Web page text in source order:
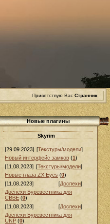
Приветствую Вас Странник
Новые плагины
Skyrim
[29.09.2023] [Текстуры/модели]
Новый интерфейс замков (1)
[11.08.2023] [Текстуры/модели]
Новые глаза ZX Eyes (0)
[11.08.2023]
[Доспехи]
Доспехи Буревестника для
СВВЕ (0)
[11.08.2023]
[Доспехи]
Доспехи Буревестника для
UNP (0)